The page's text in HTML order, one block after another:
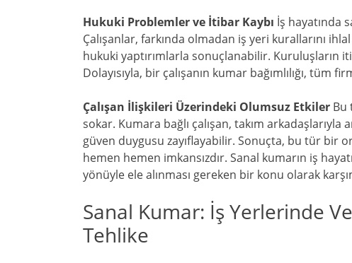
Hukuki Problemler ve İtibar Kaybı İş hayatında
Çalışanlar, farkında olmadan iş yeri kurallarını
hukuki yaptırımlarla sonuçlanabilir. Kuruluşların
Dolayısıyla, bir çalışanın kumar bağımlılığı, tüm
Çalışan İlişkileri Üzerindeki Olumsuz Etkiler Bu
sokar. Kumara bağlı çalışan, takım
güven duygusu zayıflayabilir. Sonuçta, bu tür bir
hemen hemen imkansızdır. Sanal kumarın iş
yönüyle ele alınması gereken bir konu olarak
Sanal Kumar: İş Yerlerinde
Tehlike